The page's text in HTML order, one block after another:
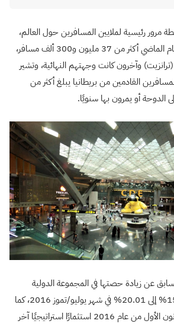
مرور رئيسية لملايين المسافرين حول العالم،
حيث استخدم مطارها العام الماضي أكثر من 37 مليون و300 ألف مسافر،
وآخرون كانت وجهتهم النهائية، وتشير
القادمين من بريطانيا يبلغ أكثر من
الدوحة أو يمرون بها سنويًا.
عن زيادة حصتها في المجموعة الدولية
لشركات الطيران من 15.24% إلى 20.01% في شهر يوليو/تموز 2016، كما
أنجزت في شهر ديسمبر/كانون الأول من عام 2016 استثمارًا استراتيجيًا آخر